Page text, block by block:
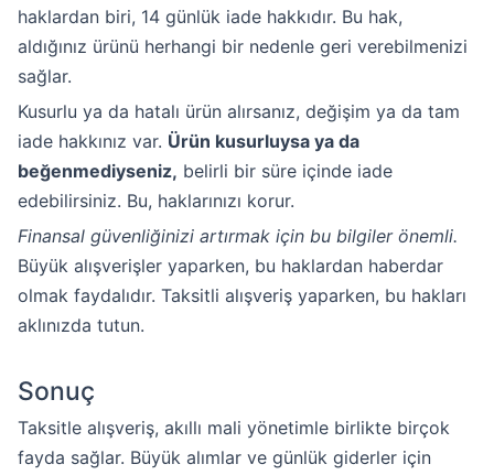
haklardan biri, 14 günlük iade hakkıdır. Bu hak,
aldığınız ürünü herhangi bir nedenle geri verebilmenizi
sağlar.
Kusurlu ya da hatalı ürün alırsanız, değişim ya da tam
iade hakkınız var. Ürün kusurluysa ya da
beğenmediyseniz, belirli bir süre içinde iade
edebilirsiniz. Bu, haklarınızı korur.
Finansal güvenliğinizi artırmak için bu bilgiler önemli.
Büyük alışverişler yaparken, bu haklardan haberdar
olmak faydalıdır. Taksitli alışveriş yaparken, bu hakları
aklınızda tutun.
Sonuç
Taksitle alışveriş, akıllı mali yönetimle birlikte birçok
fayda sağlar. Büyük alımlar ve günlük giderler için